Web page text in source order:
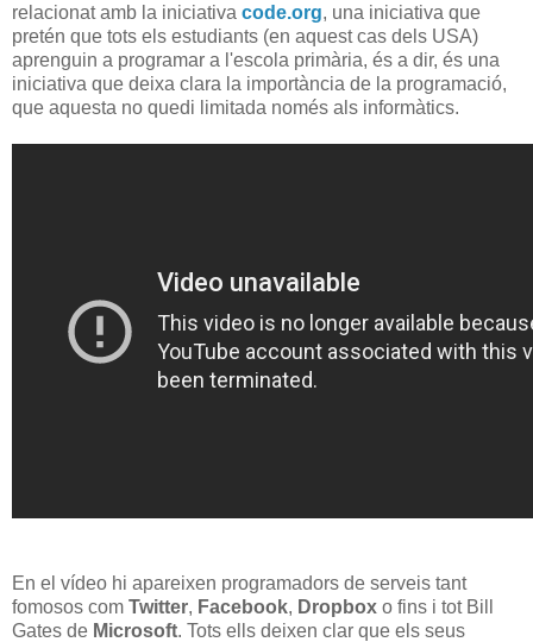
relacionat amb la iniciativa code.org, una iniciativa que
pretén que tots els estudiants (en aquest cas dels USA)
aprenguin a programar a l'escola primària, és a dir, és una
iniciativa que deixa clara la importància de la programació,
que aquesta no quedi limitada només als informàtics.
En el vídeo hi apareixen programadors de serveis tant
fomosos com Twitter, Facebook, Dropbox o fins i tot Bill
Gates de Microsoft. Tots ells deixen clar que els seus